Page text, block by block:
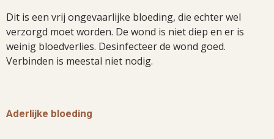
Dit is een vrij ongevaarlijke bloeding, die echter wel
verzorgd moet worden. De wond is niet diep en er is
weinig bloedverlies. Desinfecteer de wond goed.
Verbinden is meestal niet nodig.
Aderlijke bloeding